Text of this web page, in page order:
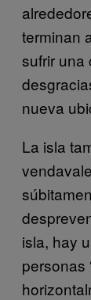
terminan
sufrir una
nueva
La isla
isla, hay
personas